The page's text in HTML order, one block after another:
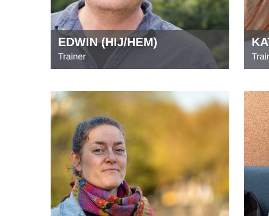
EDWIN (HIJ/HEM)
Trainer